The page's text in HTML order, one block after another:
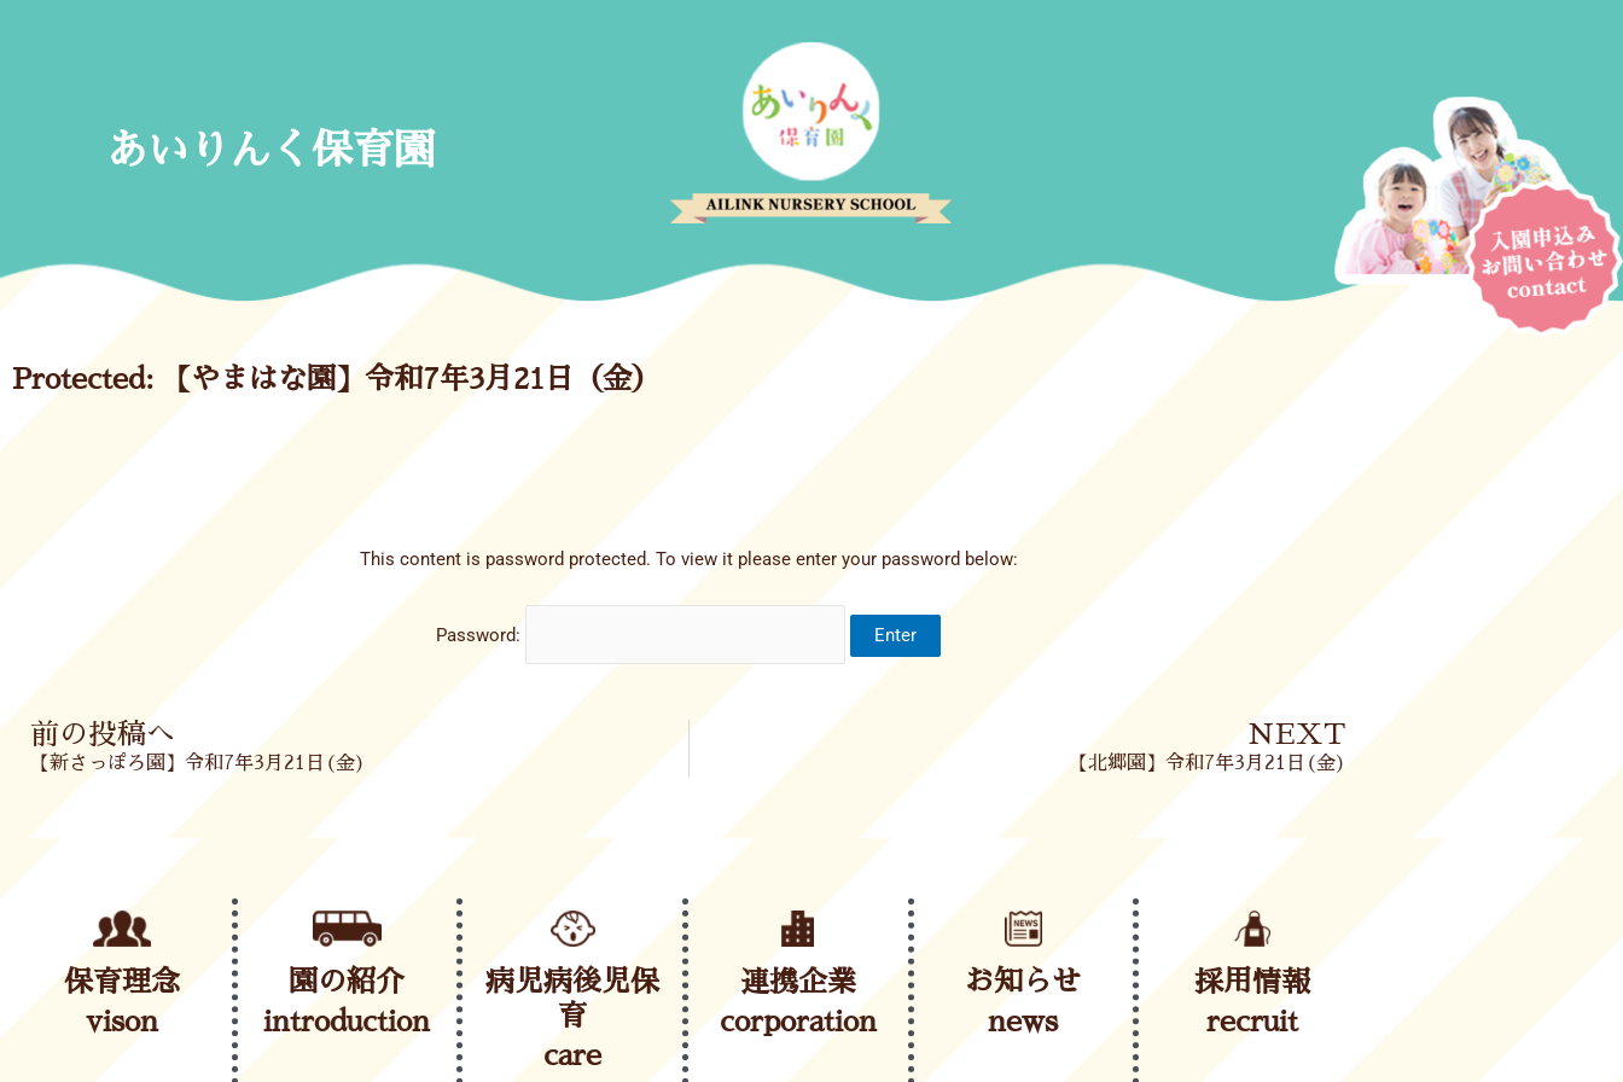
あいりんく保育園
Protected: 【やまはな園】令和7年3月21日（金）
This content is password protected. To view it please enter your password below:
Password:
Prev
前の投稿へ
【新さっぽろ園】令和7年3月21日(金)
NEXT
【北郷園】令和7年3月21日(金)
保育理念
vison
園の紹介
introduction
病児病後児保
育
care
連携企業
corporation
お知らせ
news
採用情報
recruit